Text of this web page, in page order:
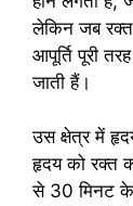
लेकिन जब
आपूर्ति पूरी
जाती हैं।
उस क्षेत्र में
हृदय को रक्त
से 30 मिनट के